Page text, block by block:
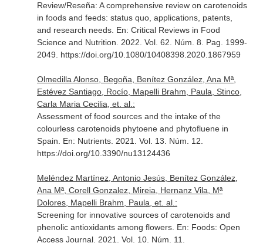
Review/Reseña: A comprehensive review on carotenoids
in foods and feeds: status quo, applications, patents,
and research needs. En: Critical Reviews in Food
Science and Nutrition . 2022. Vol. 62. Núm. 8. Pag. 1999-
2049. https://doi.org/10.1080/10408398.2020.1867959
Olmedilla Alonso, Begoña, Benítez González, Ana Mª,
Estévez Santiago, Rocío, Mapelli Brahm, Paula, Stinco,
Carla Maria Cecilia, et. al.:
Assessment of food sources and the intake of the
colourless carotenoids phytoene and phytofluene in
Spain. En: Nutrients. 2021. Vol. 13. Núm. 12.
https://doi.org/10.3390/nu13124436
Meléndez Martínez, Antonio Jesús, Benítez González,
Ana Mª, Corell Gonzalez, Mireia, Hernanz Vila, Mª
Dolores, Mapelli Brahm, Paula, et. al.:
Screening for innovative sources of carotenoids and
phenolic antioxidants among flowers. En: Foods: Open
Access Journal. 2021. Vol. 10. Núm. 11.